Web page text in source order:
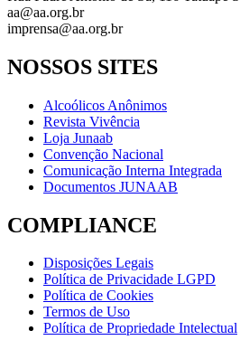
aa@aa.org.br
imprensa@aa.org.br
NOSSOS SITES
Alcoólicos Anônimos
Revista Vivência
Loja Junaab
Convenção Nacional
Comunicação Interna Integrada
Documentos JUNAAB
COMPLIANCE
Disposições Legais
Política de Privacidade LGPD
Política de Cookies
Termos de Uso
Política de Propriedade Intelectual